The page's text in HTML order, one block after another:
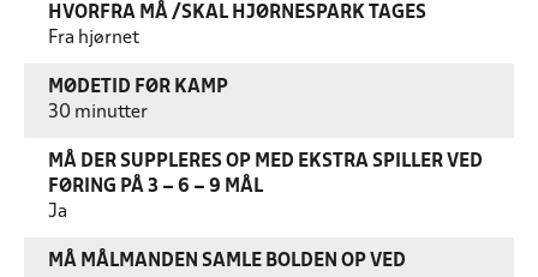
HVORFRA MÅ /SKAL HJØRNESPARK TAGES
Fra hjørnet
MØDETID FØR KAMP
30 minutter
MÅ DER SUPPLERES OP MED EKSTRA SPILLER VED
FØRING PÅ 3 – 6 – 9 MÅL
Ja
MÅ MÅLMANDEN SAMLE BOLDEN OP VED